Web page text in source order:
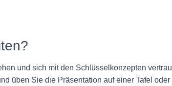
und sich mit den Schlüsselkonzepten
üben Sie die Präsentation auf einer Tafel